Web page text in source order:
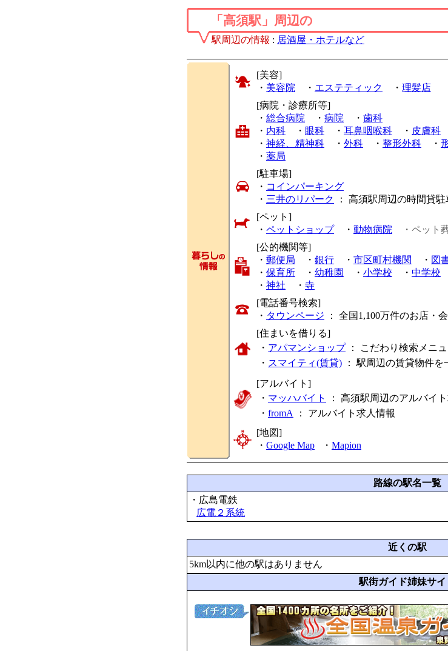
「高須駅」周辺の
駅周辺の情報 : 居酒屋・ホテルなど
[美容]
・ 美容院 ・ エステティック ・ 理髪店
[病院・診療所等]
・ 総合病院 ・ 病院 ・ 歯科
・ 内科 ・ 眼科 ・ 耳鼻咽喉科 ・ 皮膚科
・ 神経、精神科 ・ 外科 ・ 整形外科 ・
・ 薬局
[駐車場]
・ コインパーキング
・ 三井のリパーク
： 高須駅周辺の時間貸
[ペット]
・ ペットショップ・ 動物病院
・ペット
[公的機関等]
・ 郵便局 ・ 銀行 ・ 市区町村機関 ・ 図
・ 保育所 ・ 幼稚園 ・ 小学校 ・ 中学校
・ 神社 ・ 寺
[電話番号検索]
・ タウンページ ： 全国1,100万件のお店・
[住まいを借りる]
・ アパマンショップ： こだわり検索メニ
・ スマイティ(賃貸) ： 駅周辺の賃貸物件を
[アルバイト]
・ マッハバイト
： 高須駅周辺のアルバイ
・ fromA ： アルバイト求人情報
[地図]
・ Google Map ・ Mapion
路線の駅名一覧
・広島電鉄
広電２系統
近くの駅
5km以内に他の駅はありません
駅街ガイド姉妹サイ